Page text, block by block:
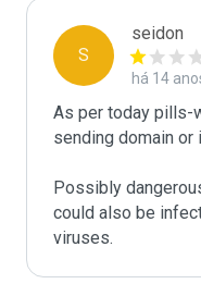
S
seidon
há 14
As per today pills-
sending domain or
Possibly
could also be